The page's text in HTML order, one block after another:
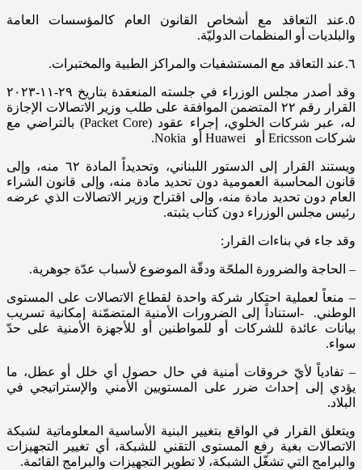
٥.عند التعاقد مع أشخاص القانون العام كالمؤسسات العامة
والبلديات أو المنظمات الدوليّة.
٦.عند التعاقد مع المستشفيات والمراكز الطبية والمختبرات.
وقد أصدر مجلس الوزراء في جلسته المنعقدة بتاريخ ٢٩-١١-٢٠٢٣
القرار رقم ٢٢ المتضمن الموافقة على طلب وزير الاتصالات الإجازة
له، عبر شركات الخلوي، إجراء عقود (Packet Core) بالتراضي مع
شركات Ericsson أو Huawei أو Nokia.
ويستند القرار إلى الدستور اللبناني، وتحديداً المادة ٦٢ منه، وإلى
قانون المحاسبة العمومية دون تحديد مادة منه، وإلى قانون الشراء
العام دون تحديد مادة منه، وإلى اقتراح وزير الاتصالات الذي عرضه
رئيس مجلس الوزراء دون كتاب يثبته.
وقد جاء في بناءات القرار:
– الحاجة والضرورة الملحّة ودقّة الموضوع لأسباب عدّة جوهرية.
– منعاً لعملية احتكار شركة واحدة لقطاع الاتصالات على المستوى
الوطني. -استناداً إلى الضرورات الأمنية المتضمّنة إمكانية تسريب
بيانات عائدة للشركات أو للمواطنين أو للأجهزة الأمنية على حدّ
سواء.
– تفادياً لأيّ خروقات أمنية في حال حصول أي خلل أو عطل، ما
يؤدي إلى إحداث ضرر على المستويين الأمني والإستراتيجي في
البلاد.
ويتعلق القرار في الواقع بتغيير البنية الأساسية المعلوماتية لشبكة
الاتصالات بغية رفع المستوى التقني للشبكة، أي تغيير التجهيزات
والبرامج التي تشغّل الشبكة، لا تطوير التجهيزات والبرامج القائمة.